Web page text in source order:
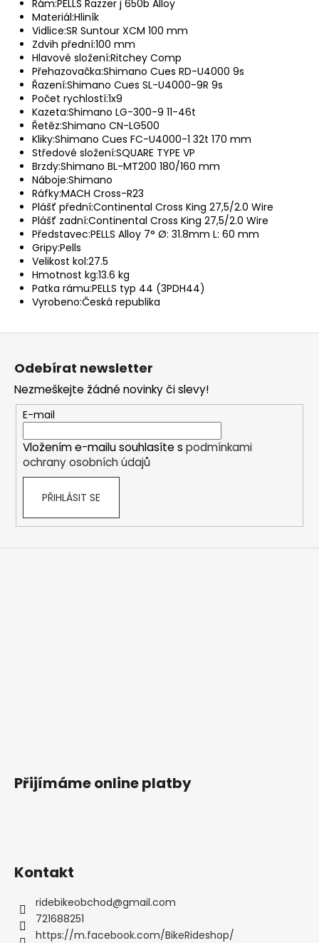
Rám:PELLS Razzer j 650b Alloy
Materiál:Hliník
Vidlice:SR Suntour XCM 100 mm
Zdvih přední:100 mm
Hlavové složení:Ritchey Comp
Přehazovačka:Shimano Cues RD-U4000 9s
Řazení:Shimano Cues SL-U4000-9R 9s
Počet rychlostí:1x9
Kazeta:Shimano LG-300-9 11-46t
Řetěz:Shimano CN-LG500
Kliky:Shimano Cues FC-U4000-1 32t 170 mm
Středové složení:SQUARE TYPE VP
Brzdy:Shimano BL-MT200 180/160 mm
Náboje:Shimano
Ráfky:MACH Cross-R23
Plášť přední:Continental Cross King 27,5/2.0 Wire
Plášť zadní:Continental Cross King 27,5/2.0 Wire
Představec:PELLS Alloy 7° Ø: 31.8mm L: 60 mm
Gripy:Pells
Velikost kol:27.5
Hmotnost kg:13.6 kg
Patka rámu:PELLS typ 44 (3PDH44)
Vyrobeno:Česká republika
Odebírat newsletter
Nezmeškejte žádné novinky či slevy!
E-mail
Vložením e-mailu souhlasíte s podmínkami
ochrany osobních údajů
PŘIHLÁSIT SE
Přijímáme online platby
Kontakt
ridebikeobchod@gmail.com
721688251
https://m.facebook.com/BikeRideshop/